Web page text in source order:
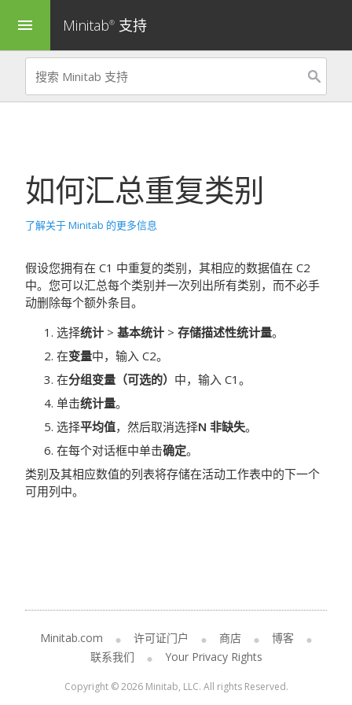
menu Minitab® 支持
如何汇总重复类别
了解关于 Minitab 的更多信息
假设您拥有在 C1 中重复的类别，其相应的数据值在 C2
中。您可以汇总每个类别并一次列出所有类别，而不必手
动删除每个额外条目。
选择统计 > 基本统计 > 存储描述性统计量。
在变量中，输入 C2。
在分组变量（可选的） 中，输入 C1。
单击统计量。
选择平均值，然后取消选择N 非缺失。
在每个对话框中单击确定。
类别及其相应数值的列表将存储在活动工作表中的下一个
可用列中。
Minitab.com 许可证门户 商店
博客
联系我们
Your Privacy Rights
Copyright © 2026 Minitab, LLC. All rights Reserved.